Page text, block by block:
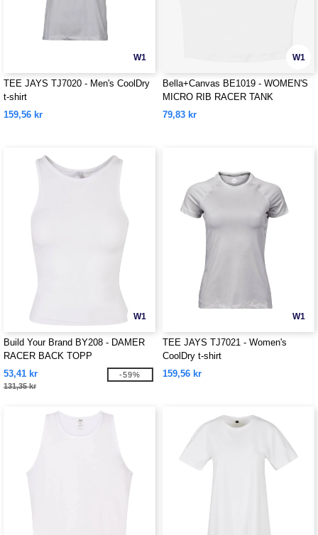
W1
TEE JAYS TJ7020 - Men's CoolDry
t-shirt
159,56 kr
W1
Bella+Canvas BE1019 - WOMEN'S
MICRO RIB RACER TANK
79,83 kr
W1
Build Your Brand BY208 - DAMER
RACER BACK TOPP
53,41 kr
131,35 kr
-59%
W1
TEE JAYS TJ7021 - Women's
CoolDry t-shirt
159,56 kr